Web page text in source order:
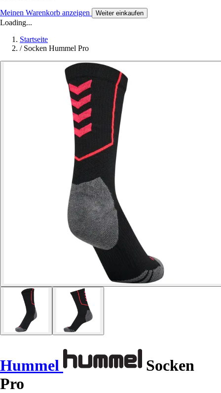
Meinen Warenkorb anzeigen Weiter einkaufen
Loading...
Startseite
/ Socken Hummel Pro
Hummel
Socken
Pro